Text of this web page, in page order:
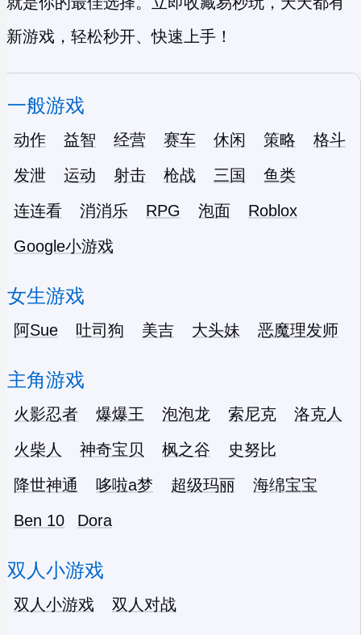
新游戏，轻松秒开、快速上手！
一般游戏
动作 益智 经营 赛车 休闲 策略
格斗
发泄
运动 射击 枪战 三国
鱼类
连连看
消消乐 RPG 泡面
Roblox
Google小游戏
女生游戏
阿Sue 吐司狗 美吉 大头妹 恶魔理发师
主角游戏
火影忍者 爆爆王 泡泡龙 索尼克
洛克人
火柴人
神奇宝贝 枫之谷
史努比
降世神通
哆啦a梦 超级玛丽
海绵宝宝
Ben 10
Dora
双人小游戏
双人小游戏 双人对战